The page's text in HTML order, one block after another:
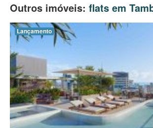
Outros imóveis: flats em
Lançamento